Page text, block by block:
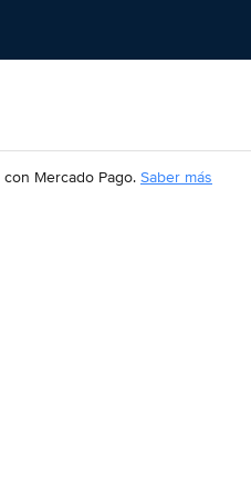
con Mercado Pago. Saber más